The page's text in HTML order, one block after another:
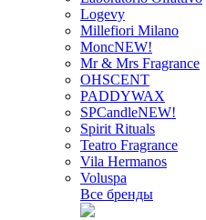
Logevy
Millefiori Milano
MoncNEW!
Mr & Mrs Fragrance
OHSCENT
PADDYWAX
SPCandleNEW!
Spirit Rituals
Teatro Fragrance
Vila Hermanos
Voluspa
Все бренды